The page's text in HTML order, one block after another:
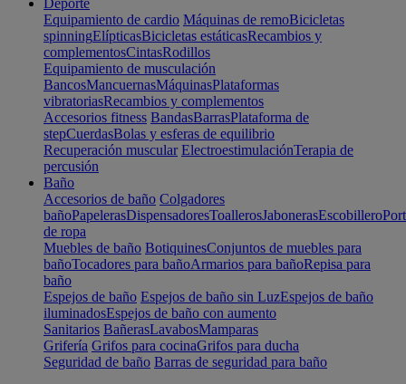
Deporte
Equipamiento de cardio Máquinas de remoBicicletas
spinningElípticasBicicletas estáticasRecambios y
complementosCintasRodillos
Equipamiento de musculación
BancosMancuernasMáquinasPlataformas
vibratoriasRecambios y complementos
Accesorios fitness BandasBarrasPlataforma de
stepCuerdasBolas y esferas de equilibrio
Recuperación muscular ElectroestimulaciónTerapia de
percusión
Baño
Accesorios de baño Colgadores
bañoPapelerasDispensadoresToallerosJabonerasEscobillero
de ropa
Muebles de baño BotiquinesConjuntos de muebles para
bañoTocadores para bañoArmarios para bañoRepisa para
baño
Espejos de baño Espejos de baño sin LuzEspejos de baño
iluminadosEspejos de baño con aumento
Sanitarios BañerasLavabosMamparas
Grifería Grifos para cocinaGrifos para ducha
Seguridad de baño Barras de seguridad para baño